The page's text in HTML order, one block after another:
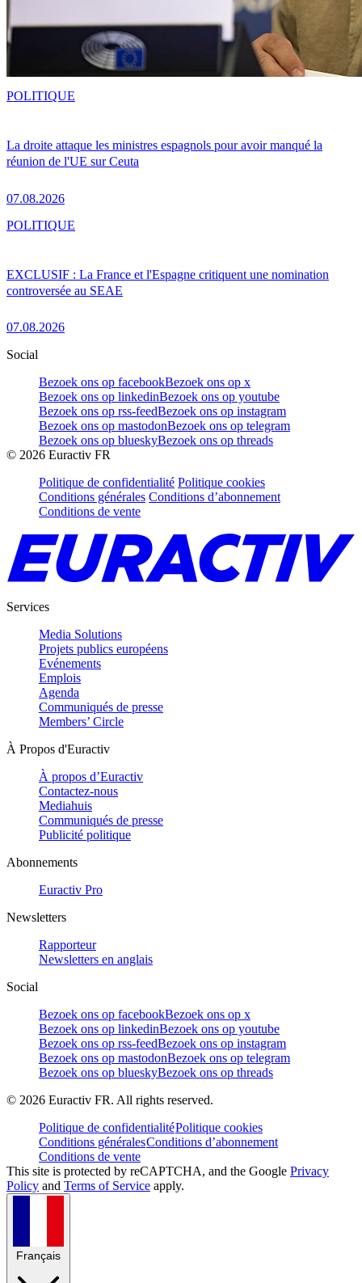
La droite attaque les ministres espagnols pour avoir manqué la
réunion de l'UE sur Ceuta
07.08.2026
POLITIQUE
EXCLUSIF : La France et l'Espagne critiquent une nomination
controversée au SEAE
07.08.2026
POLITIQUE
Social
Bezoek ons op facebookBezoek ons op x
Bezoek ons op linkedinBezoek ons op youtube
Bezoek ons op rss-feedBezoek ons op instagram
Bezoek ons op mastodonBezoek ons op telegram
Bezoek ons op blueskyBezoek ons op threads
© 2026 Euractiv FR
Politique de confidentialité Politique cookies
Conditions générales Conditions d’abonnement
Conditions de vente
Services
Media Solutions
Projets publics européens
Evénements
Emplois
Agenda
Communiqués de presse
Members’ Circle
À Propos d'Euractiv
À propos d’Euractiv
Contactez-nous
Mediahuis
Communiqués de presse
Publicité politique
Abonnements
Euractiv Pro
Newsletters
Rapporteur
Newsletters en anglais
Social
Bezoek ons op facebookBezoek ons op x
Bezoek ons op linkedinBezoek ons op youtube
Bezoek ons op rss-feedBezoek ons op instagram
Bezoek ons op mastodonBezoek ons op telegram
Bezoek ons op blueskyBezoek ons op threads
© 2026 Euractiv FR. All rights reserved.
Politique de confidentialitéPolitique cookies
Conditions généralesConditions d’abonnement
Conditions de vente
This site is protected by reCAPTCHA, and the Google Privacy
Policy and Terms of Service apply.
Français